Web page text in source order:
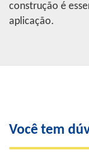
construção é
aplicação.
Você tem